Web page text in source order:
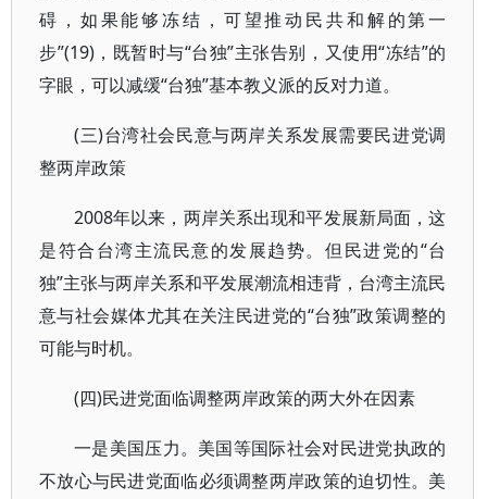
碍，如果能够冻结，可望推动民共和解的第一
步”(19)，既暂时与“台独”主张告别，又使用“冻结”的
字眼，可以减缓“台独”基本教义派的反对力道。
(三)台湾社会民意与两岸关系发展需要民进党调
整两岸政策
2008年以来，两岸关系出现和平发展新局面，这
是符合台湾主流民意的发展趋势。但民进党的“台
独”主张与两岸关系和平发展潮流相违背，台湾主流民
意与社会媒体尤其在关注民进党的“台独”政策调整的
可能与时机。
(四)民进党面临调整两岸政策的两大外在因素
一是美国压力。美国等国际社会对民进党执政的
不放心与民进党面临必须调整两岸政策的迫切性。美